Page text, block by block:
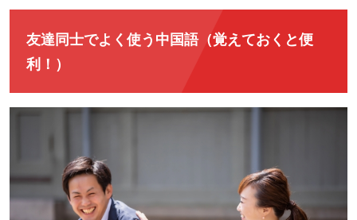
友達同士でよく使う中国語（覚えておくと便
利！）